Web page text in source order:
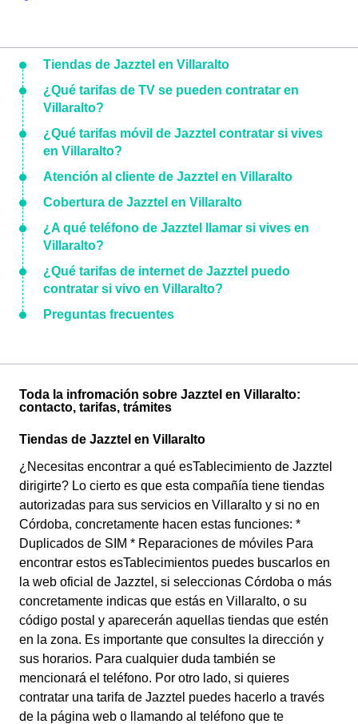
Tiendas de Jazztel en Villaralto
¿Qué tarifas de TV se pueden contratar en
Villaralto?
¿Qué tarifas móvil de Jazztel contratar si vives
en Villaralto?
Atención al cliente de Jazztel en Villaralto
Cobertura de Jazztel en Villaralto
¿A qué teléfono de Jazztel llamar si vives en
Villaralto?
¿Qué tarifas de internet de Jazztel puedo
contratar si vivo en Villaralto?
Preguntas frecuentes
Toda la infromación sobre Jazztel en Villaralto:
contacto, tarifas, trámites
Tiendas de Jazztel en Villaralto
¿Necesitas encontrar a qué esTablecimiento de Jazztel
dirigirte? Lo cierto es que esta compañía tiene tiendas
autorizadas para sus servicios en Villaralto y si no en
Córdoba, concretamente hacen estas funciones: *
Duplicados de SIM * Reparaciones de móviles Para
encontrar estos esTablecimientos puedes buscarlos en
la web oficial de Jazztel, si seleccionas Córdoba o más
concretamente indicas que estás en Villaralto, o su
código postal y aparecerán aquellas tiendas que estén
en la zona. Es importante que consultes la dirección y
sus horarios. Para cualquier duda también se
mencionará el teléfono. Por otro lado, si quieres
contratar una tarifa de Jazztel puedes hacerlo a través
de la página web o llamando al teléfono que te